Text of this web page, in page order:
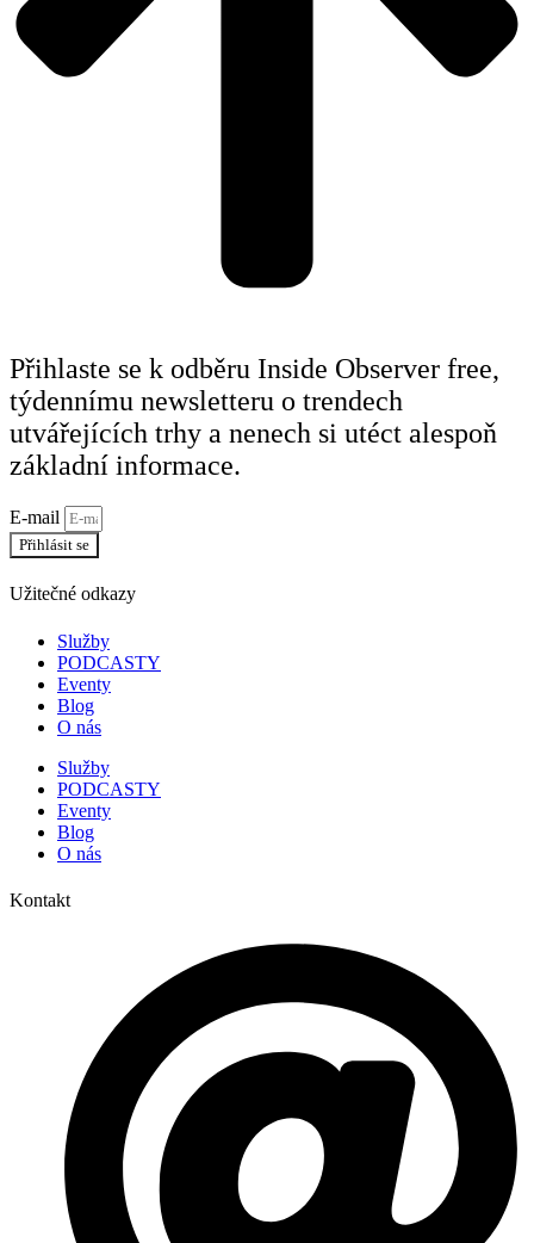
Přihlaste se k odběru Inside Observer free,
týdennímu newsletteru o trendech
utvářejících trhy a nenech si utéct alespoň
základní informace.
E-mail
Přihlásit se
Užitečné odkazy
Služby
PODCASTY
Eventy
Blog
O nás
Služby
PODCASTY
Eventy
Blog
O nás
Kontakt